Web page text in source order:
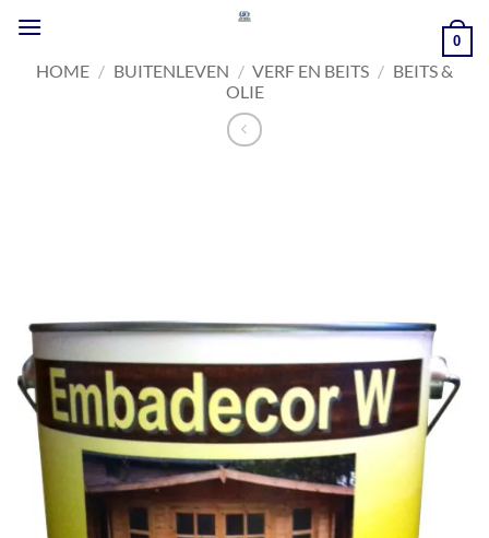
naar
inhoud
0
HOME / BUITENLEVEN / VERF EN BEITS / BEITS &
OLIE